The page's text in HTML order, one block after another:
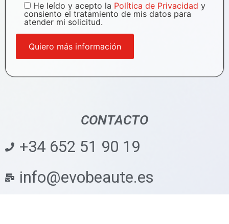
He leído y acepto la Política de Privacidad y
consiento el tratamiento de mis datos para
atender mi solicitud.
CONTACTO
+34 652 51 90 19
info@evobeaute.es